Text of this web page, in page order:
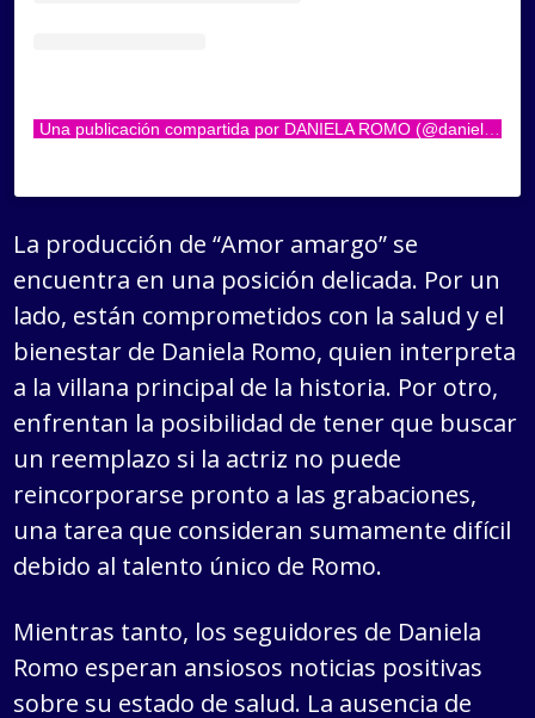
La producción de “Amor amargo” se
encuentra en una posición delicada. Por un
lado, están comprometidos con la salud y el
bienestar de Daniela Romo, quien interpreta
a la villana principal de la historia. Por otro,
enfrentan la posibilidad de tener que buscar
un reemplazo si la actriz no puede
reincorporarse pronto a las grabaciones,
una tarea que consideran sumamente difícil
debido al talento único de Romo.
Mientras tanto, los seguidores de Daniela
Romo esperan ansiosos noticias positivas
sobre su estado de salud. La ausencia de